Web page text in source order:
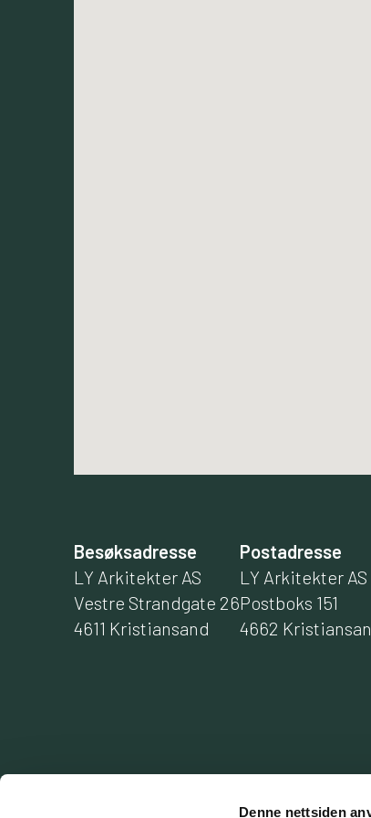
Denne nettsiden
Besøksadresse
LY Arkitekter AS
Vestre Strandgate 26
4611 Kristiansand
Postadresse
LY Arkitekter AS
Postboks 151
4662